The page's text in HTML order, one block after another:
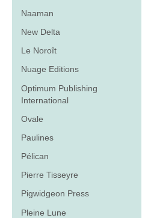
Naaman
New Delta
Le Noroît
Nuage Editions
Optimum Publishing
International
Ovale
Paulines
Pélican
Pierre Tisseyre
Pigwidgeon Press
Pleine Lune